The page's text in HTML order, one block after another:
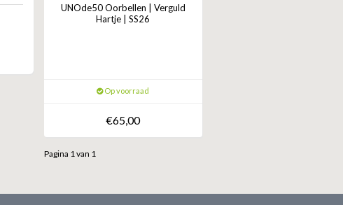
UNOde50 Oorbellen | Verguld
Hartje | SS26
Op voorraad
€65,00
Pagina 1 van 1